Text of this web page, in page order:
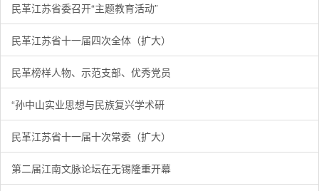
民革江苏省委召开“主题教育活动”
民革江苏省十一届四次全体（扩大）
民革榜样人物、示范支部、优秀党员
“孙中山实业思想与民族复兴学术研
民革江苏省十一届十次常委（扩大）
第二届江南文脉论坛在无锡隆重开幕